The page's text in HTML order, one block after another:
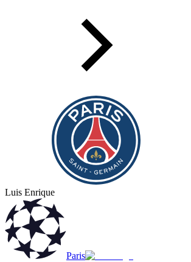
Luis Enrique
Paris